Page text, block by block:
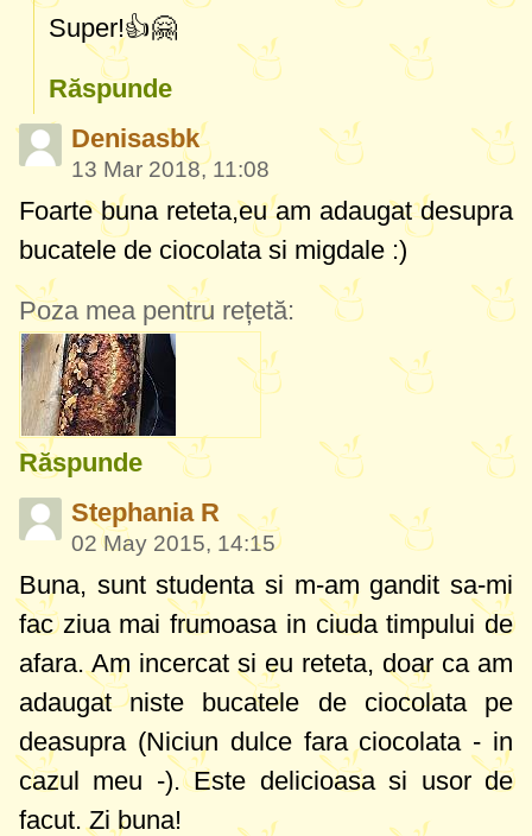
Super!👍🤗
Răspunde
Denisasbk
13 Mar 2018, 11:08
Foarte buna reteta,eu am adaugat desupra
bucatele de ciocolata si migdale :)
Poza mea pentru rețetă:
Răspunde
Stephania R
02 May 2015, 14:15
Buna, sunt studenta si m-am gandit sa-mi
fac ziua mai frumoasa in ciuda timpului de
afara. Am incercat si eu reteta, doar ca am
adaugat niste bucatele de ciocolata pe
deasupra (Niciun dulce fara ciocolata - in
cazul meu -). Este delicioasa si usor de
facut. Zi buna!